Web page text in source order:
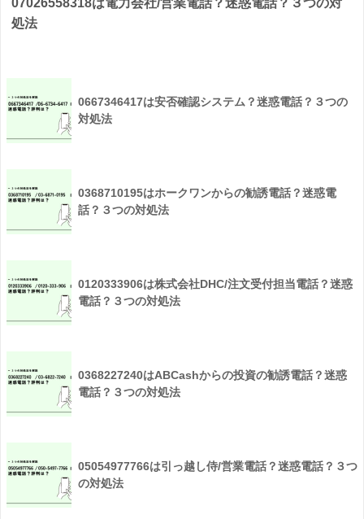
07026558318は電力会社/営業電話？迷惑電話？３つの対
処法
0667346417は安否確認システム？迷惑電話？３つの
対処法
0368710195はホークワンからの勧誘電話？迷惑電
話？３つの対処法
0120333906は株式会社DHC/注文受付担当電話？迷惑
電話？３つの対処法
0368227240はABCashからの投資の勧誘電話？迷惑
電話？３つの対処法
05054977766は引っ越し侍/営業電話？迷惑電話？３つ
の対処法